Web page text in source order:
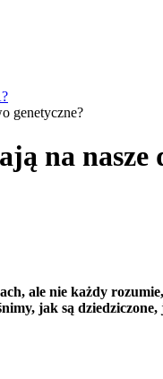
genetyczne?
na nasze
ale nie każdy
jak są